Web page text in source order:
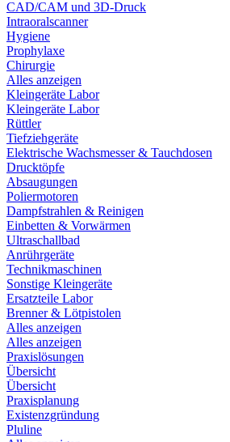
CAD/CAM und 3D-Druck
Intraoralscanner
Hygiene
Prophylaxe
Chirurgie
Alles anzeigen
Kleingeräte Labor
Kleingeräte Labor
Rüttler
Tiefziehgeräte
Elektrische Wachsmesser & Tauchdosen
Drucktöpfe
Absaugungen
Poliermotoren
Dampfstrahlen & Reinigen
Einbetten & Vorwärmen
Ultraschallbad
Anrührgeräte
Technikmaschinen
Sonstige Kleingeräte
Ersatzteile Labor
Brenner & Lötpistolen
Alles anzeigen
Alles anzeigen
Praxislösungen
Übersicht
Übersicht
Praxisplanung
Existenzgründung
Pluline